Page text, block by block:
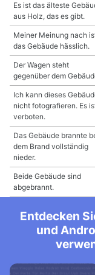
Es ist das älteste
aus Holz, das es gibt.
Meiner Meinung nach
das Gebäude hässlich.
Der Wagen steht
gegenüber dem
Ich kann dieses
nicht fotografieren. Es
verboten.
Das Gebäude brannte
dem Brand vollständig
nieder.
Beide Gebäude sind
abgebrannt.
Entdecken
und